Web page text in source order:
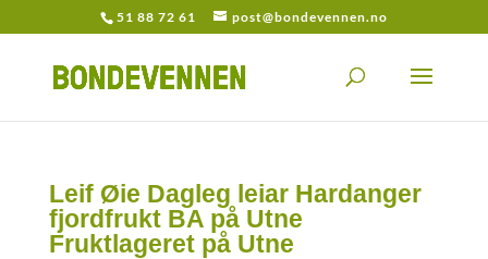
51 88 72 61 post@bondevennen.no
Leif Øie Dagleg leiar Hardanger
fjordfrukt BA på Utne
Fruktlageret på Utne